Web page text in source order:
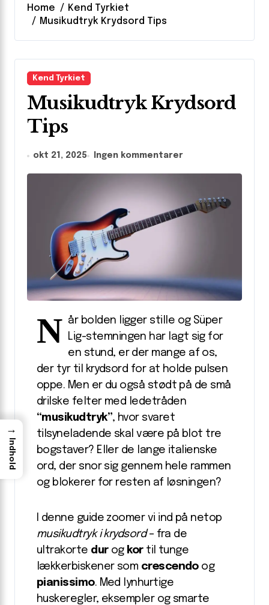
Home
Kend Tyrkiet
Musikudtryk Krydsord Tips
Kend Tyrkiet
Musikudtryk Krydsord
Tips
okt 21, 2025 Ingen kommentarer
N år bolden ligger stille og Süper
Lig-stemningen har lagt sig for
en stund, er der mange af os,
der tyr til krydsord for at holde pulsen
oppe. Men er du også stødt på de små
drilske felter med ledetråden
“musikudtryk”, hvor svaret
tilsyneladende skal være på blot tre
bogstaver? Eller de lange italienske
ord, der snor sig gennem hele rammen
og blokerer for resten af løsningen?
I denne guide zoomer vi ind på netop
musikudtryk i krydsord– fra de
ultrakorte durog kortil tunge
lækkerbiskener som crescendoog
pianissimo. Med lynhurtige
huskeregler, eksempler og smarte
→
Indhold